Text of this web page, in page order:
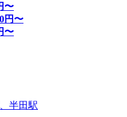
〜
円〜
〜
半田駅